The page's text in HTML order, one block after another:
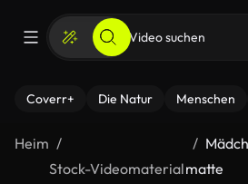
Coverr+ Die Natur Menschen
Heim
Stock-Videomaterialmatte